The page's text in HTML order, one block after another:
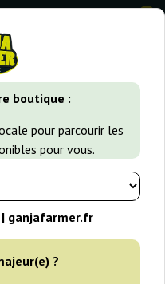
boutique :
pour parcourir les
pour vous.
| ganjafarmer.fr
?
0
Kush Killer Kush